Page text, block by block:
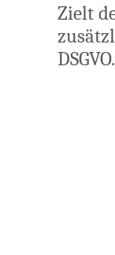
Zielt
DSGVO.